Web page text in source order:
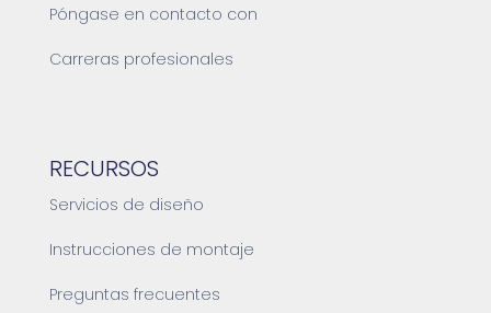
Póngase en contacto con
Carreras profesionales
RECURSOS
Servicios de diseño
Instrucciones de montaje
Preguntas frecuentes